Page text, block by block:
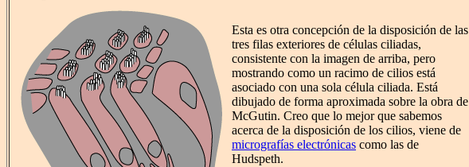
Esta es otra concepción de la disposición de las
tres filas exteriores de células ciliadas,
consistente con la imagen de arriba, pero
mostrando como un racimo de cilios está
asociado con una sola célula ciliada. Está
dibujado de forma aproximada sobre la obra de
McGutin. Creo que lo mejor que sabemos
acerca de la disposición de los cilios, viene de
micrografías electrónicas como las de
Hudspeth.